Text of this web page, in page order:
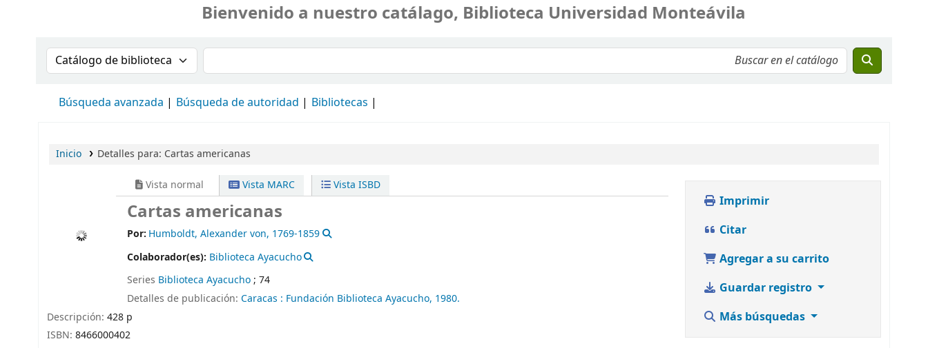
Bienvenido a nuestro catálago, Biblioteca Universidad Monteávila
Buscar en el catálogo por:Buscar en el catálogo
Búsqueda avanzada Búsqueda de autoridad Bibliotecas
Inicio Detalles para: Cartas americanas
Vista normal Vista MARC Vista ISBD
Cartas americanas
Por: Humboldt, Alexander von, 1769-1859
Colaborador(es): Biblioteca Ayacucho
Series Biblioteca Ayacucho; 74
Detalles de publicación: Caracas : Fundación Biblioteca Ayacucho, 1980.
Descripción: 428 p
ISBN: 8466000402
Imprimir
Citar
Agregar a su carrito
Guardar registro
Más búsquedas